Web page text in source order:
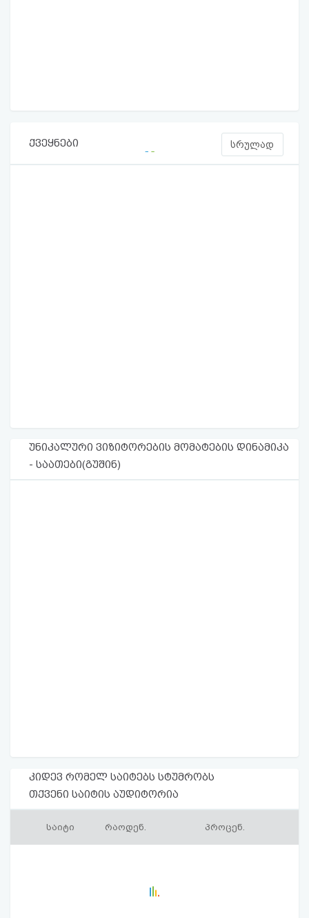
ქვეყნები სრულად
უნიკალური ვიზიტორების მომატების დინამიკა
- საათები(გუშინ)
კიდევ რომელ საიტებს სტუმრობს
თქვენი საიტის აუდიტორია
საიტი რაოდენ. პროცენ.